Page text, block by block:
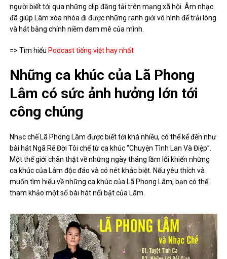
người biết tới qua những clip đăng tải trên mạng xã hội. Âm nhạc
đã giúp Lâm xóa nhòa đi được những ranh giới vô hình để trải lòng
và hát bằng chính niềm đam mê của mình.
=> Tìm hiểu Podcast tiếng việt hay nhất
Những ca khúc của Lã Phong
Lâm có sức ảnh hưởng lớn tới
công chúng
Nhạc chế Lã Phong Lâm được biết tới khá nhiều, có thể kể đến như
bài hát Ngã Rẽ Đời Tôi chế từ ca khúc “Chuyện Tình Lan Và Điệp”.
Một thế giới chân thật về những ngày tháng lầm lỗi khiến những
ca khúc của Lâm độc đáo và có nét khác biệt. Nếu yêu thích và
muốn tìm hiểu về những ca khúc của Lã Phong Lâm, bạn có thể
tham khảo một số bài hát nổi bật của Lâm.